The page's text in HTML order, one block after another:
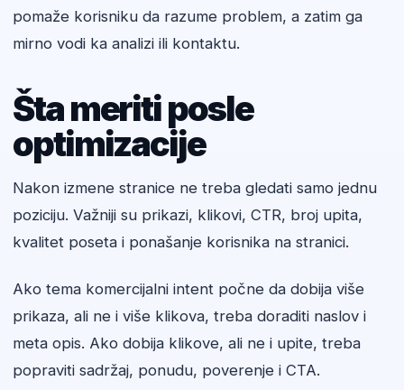
pomaže korisniku da razume problem, a zatim ga
mirno vodi ka analizi ili kontaktu.
Šta meriti posle
optimizacije
Nakon izmene stranice ne treba gledati samo jednu
poziciju. Važniji su prikazi, klikovi, CTR, broj upita,
kvalitet poseta i ponašanje korisnika na stranici.
Ako tema komercijalni intent počne da dobija više
prikaza, ali ne i više klikova, treba doraditi naslov i
meta opis. Ako dobija klikove, ali ne i upite, treba
popraviti sadržaj, ponudu, poverenje i CTA.